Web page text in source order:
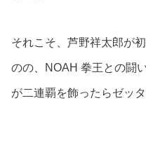
それこそ、芦野祥太郎が
のの、NOAH 拳王との闘
が二連覇を飾ったらゼッ